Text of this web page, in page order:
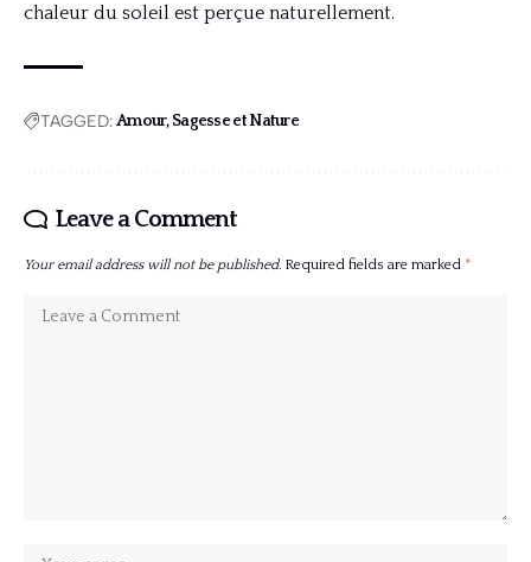
chaleur du soleil est perçue naturellement.
TAGGED:Amour, Sagesse et Nature
Leave a Comment
Your email address will not be published. Required fields are marked *